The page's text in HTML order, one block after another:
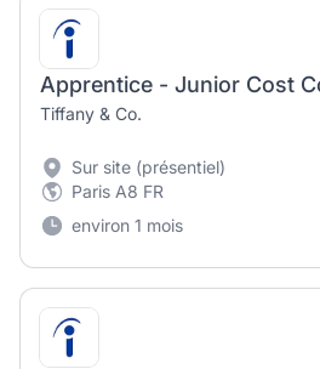
Tiffany & Co.
Sur site (présentiel)
Paris A8 FR
environ 1 mois